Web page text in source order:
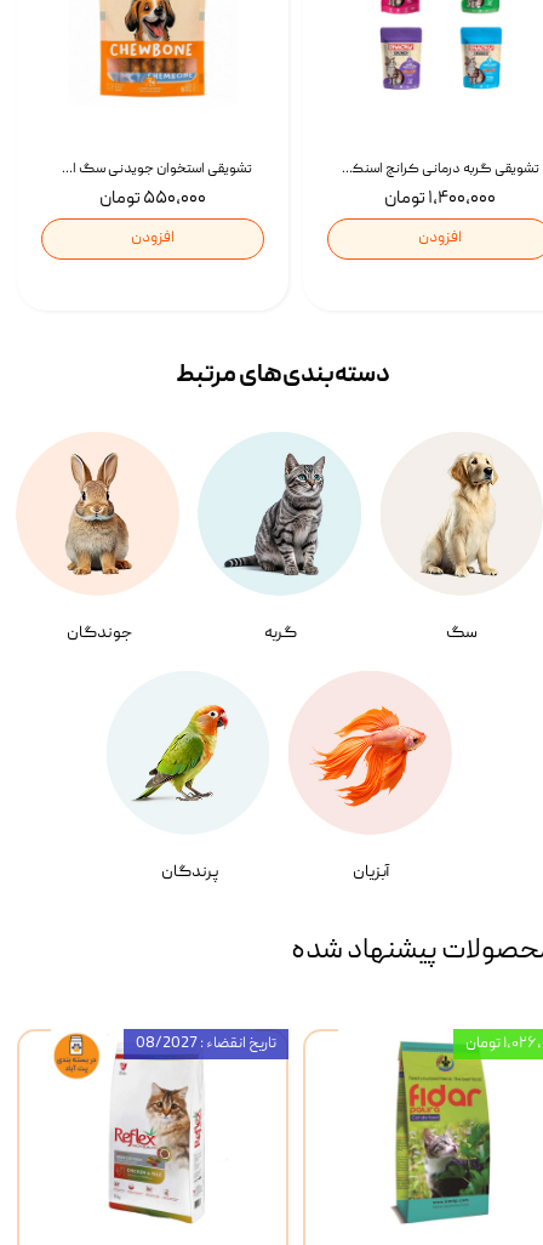
تشویقی استخوان جویدنی سگ اسنکی کرانچی با طعم مرغ Snacky Crunchy Munchy وزن 100 گرم
۵۵۰,۰۰۰ تومان
افزودن
تشویقی گربه درمانی کرانچ اسنکی با طعم میکس Snacky Crunch Cat Treats وزن 60 گرم بسته 4 عددی
۱,۴۰۰,۰۰۰ تومان
افزودن
سگ گربه جوندگان
آبزیان پرندگان
دسته‌بندی‌‌های مرتبط
پیشنهاد شده
تاریخ انقضاء : 08/2027 تومان